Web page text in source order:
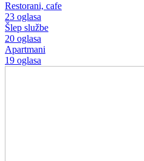
Restorani, cafe
23 oglasa
Šlep službe
20 oglasa
Apartmani
19 oglasa